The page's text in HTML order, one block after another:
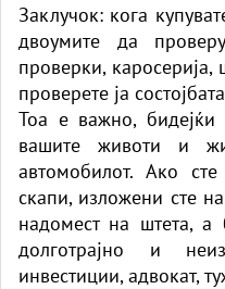
Заклучок: кога
двоумите да
проверки, каросерија,
проверете ја
Тоа е важно, бидејќи
вашите животи и
автомобилот. Ако
скапи, изложени сте
надомест на штета,
долготрајно и
инвестиции, адвокат,